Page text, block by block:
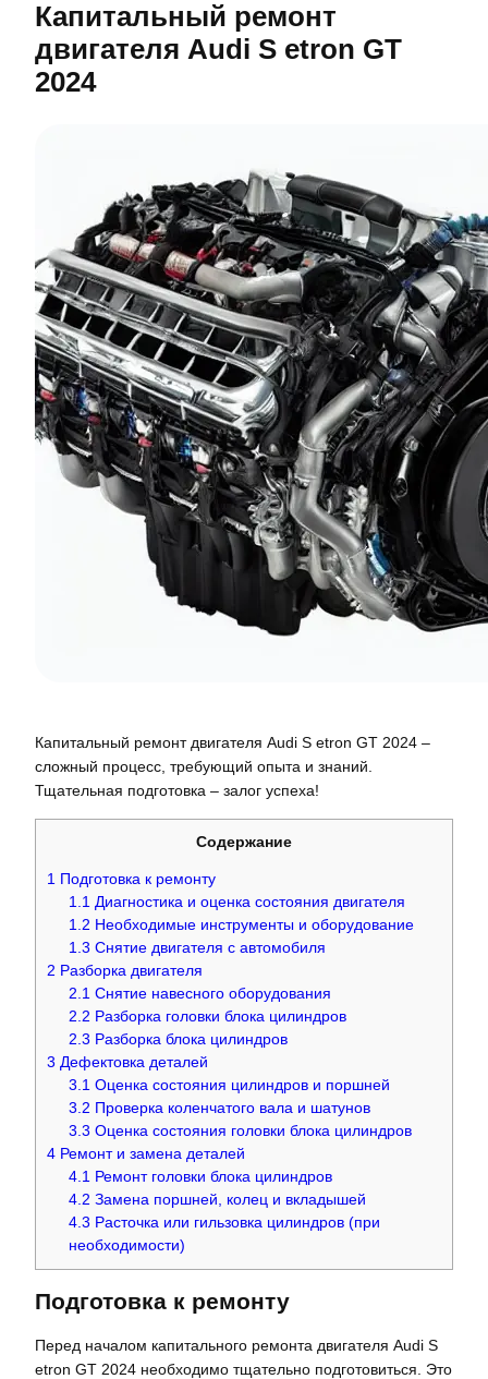
Капитальный ремонт
двигателя Audi S etron GT
2024
Капитальный ремонт двигателя Audi S etron GT 2024 –
сложный процесс, требующий опыта и знаний.
Тщательная подготовка – залог успеха!
Содержание
1 Подготовка к ремонту
1.1 Диагностика и оценка состояния двигателя
1.2 Необходимые инструменты и оборудование
1.3 Снятие двигателя с автомобиля
2 Разборка двигателя
2.1 Снятие навесного оборудования
2.2 Разборка головки блока цилиндров
2.3 Разборка блока цилиндров
3 Дефектовка деталей
3.1 Оценка состояния цилиндров и поршней
3.2 Проверка коленчатого вала и шатунов
3.3 Оценка состояния головки блока цилиндров
4 Ремонт и замена деталей
4.1 Ремонт головки блока цилиндров
4.2 Замена поршней, колец и вкладышей
4.3 Расточка или гильзовка цилиндров (при
необходимости)
Подготовка к ремонту
Перед началом капитального ремонта двигателя Audi S
etron GT 2024 необходимо тщательно подготовиться. Это